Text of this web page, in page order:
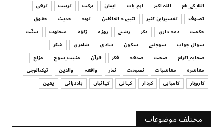
UNCATEGORIZED
اس وقت آپ کا موڈ کیسا ہے؟
July 29, 2026
UNCATEGORIZED
قرض لینے اور دینے میں ہوشیاری
July 29, 2026
آپ کا فیصلہ کرنے کا انداز
July 29, 2026
الله_کے_نام
اللہ اکبر اہم بات ایمان برکت تربیت
ترقی
تصوف
تفسیرابن کثیر تنبیہہ الغافلین توبہ حدیث
حقوق
حکمت
ذمہ داری ذکر رشتے روزہ زکوٰۃ سخاوت
سنّت
سوال جواب
سوچئیے سکون شادی شاعری
شکر
صحابہ_اکرام
صحت صدقہ فکر قرآن مثبت_سوچ
مزاح
معاشرہ
معاشیات نصیحت نماز واقعہ والدین
ٹیکنالوجی
کاروبار
کامیابی کردار کہانی کہانیاں یاددہانی یقین
مختلف موضوعات